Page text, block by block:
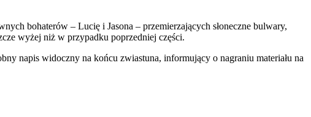
bohaterów – Lucię i Jasona – przemierzających słoneczne bulwary,
wyżej niż w przypadku poprzedniej części.
napis widoczny na końcu zwiastuna, informujący o nagraniu materiału na